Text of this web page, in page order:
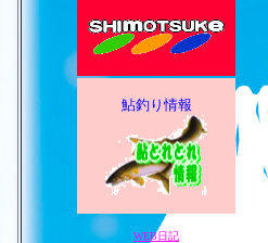
鮎釣り情報
WEB日記